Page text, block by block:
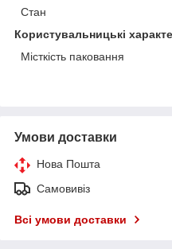
Стан
Користувальницькі
Місткість паковання
Умови доставки
Нова Пошта
Самовивіз
Всі умови доставки